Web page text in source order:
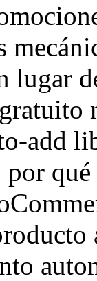
lugar
add
por